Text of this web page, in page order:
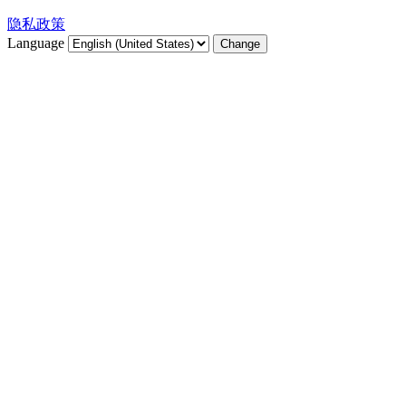
隐私政策
Language